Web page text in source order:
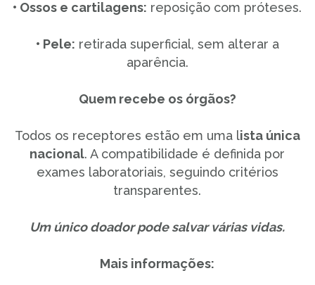
• Ossos e cartilagens: reposição com próteses.
• Pele: retirada superficial, sem alterar a
aparência.
Quem recebe os órgãos?
Todos os receptores estão em uma lista única
nacional. A compatibilidade é definida por
exames laboratoriais, seguindo critérios
transparentes.
Um único doador pode salvar várias vidas.
Mais informações: